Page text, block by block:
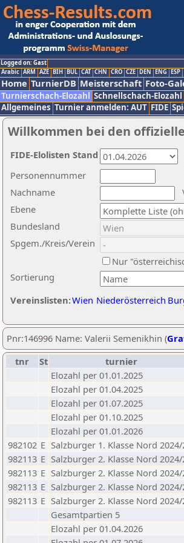
Logged on: Gast
Arabic ARM AZE BIH BUL CAT CHN CRO CZE DEN ENG ESP
Home TurnierDB Meisterschaft Foto-
Turnierschach-Elozahl Schnellschach-Elozahl
Allgemeines Turnier anmelden: AUT FIDE
Willkommen bei den
Nachname
Ebene
Sortierung
Personennummer
Bundesland
Spgem./Kreis/Verein
Nur
Vereinslisten:Wien Niederösterreich
FIDE-Elolisten Stand
Pnr:146996 Name: Valerii Semenikhin (
tnr
St turnier
Elozahl per 01.01.2025
Elozahl per 01.04.2025
Elozahl per 01.07.2025
Elozahl per 01.10.2025
Elozahl per 01.01.2026
982102 E Salzburger 1. Klasse Nord 2024/
982113 E Salzburger 2. Klasse Nord 2024/
982113 E Salzburger 2. Klasse Nord 2024/
982113 E Salzburger 2. Klasse Nord 2024/
982113 E Salzburger 2. Klasse Nord 2024/
Gesamtpartien 5
Elozahl per 01.04.2026